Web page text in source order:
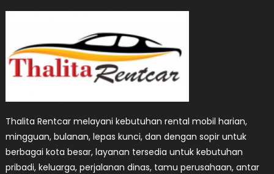
Thalita Rentcar melayani kebutuhan rental mobil harian,
mingguan, bulanan, lepas kunci, dan dengan sopir untuk
berbagai kota besar, layanan tersedia untuk kebutuhan
pribadi, keluarga, perjalanan dinas, tamu perusahaan, antar